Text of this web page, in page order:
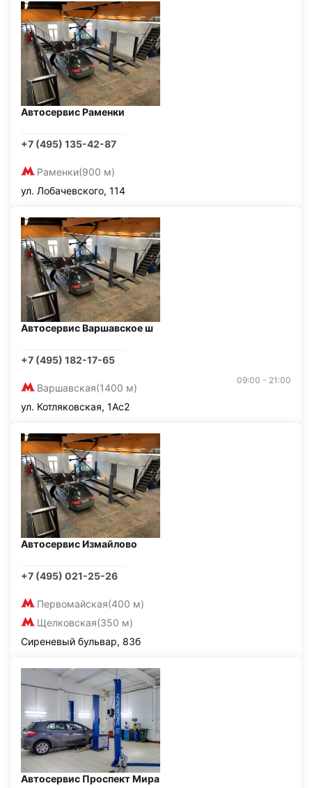
Автосервис Раменки
+7 (495) 135-42-87
Раменки(900 м)
ул. Лобачевского, 114
Автосервис Варшавское ш
+7 (495) 182-17-65
Варшавская(1400 м)
09:00 - 21:00
ул. Котляковская, 1Ас2
Автосервис Измайлово
+7 (495) 021-25-26
Первомайская(400 м)
Щелковская(350 м)
Сиреневый бульвар, 83б
Автосервис Проспект Мира